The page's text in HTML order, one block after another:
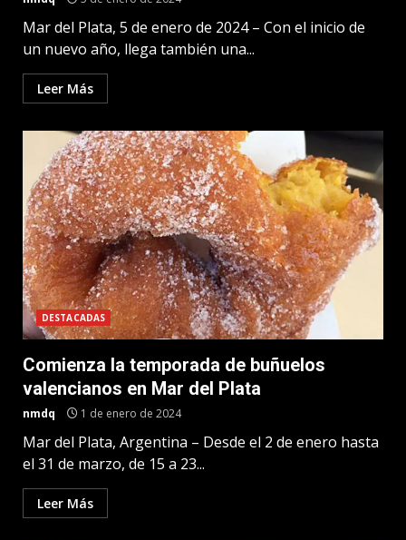
Mar del Plata, 5 de enero de 2024 – Con el inicio de
un nuevo año, llega también una...
Leer Más
DESTACADAS
Comienza la temporada de buñuelos
valencianos en Mar del Plata
nmdq 1 de enero de 2024
Mar del Plata, Argentina – Desde el 2 de enero hasta
el 31 de marzo, de 15 a 23...
Leer Más